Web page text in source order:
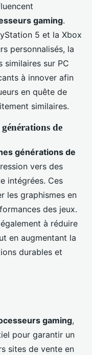
gaming.
5 et la Xbox
personnalisés, la
similaires sur PC
à innover afin
en quête de
similaires.
de
générations de
vers des
intégrées. Ces
les graphismes en
des jeux.
à réduire
en augmentant la
durables et
gaming,
pour garantir un
sites de vente en